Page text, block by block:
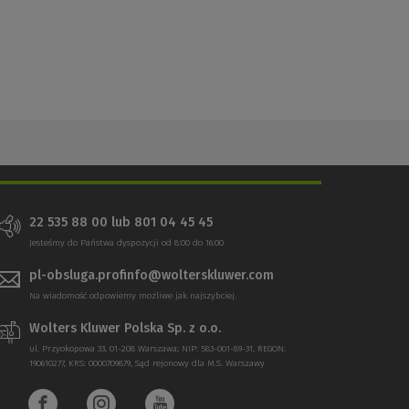
22 535 88 00 lub 801 04 45 45
Jesteśmy do Państwa dyspozycji od 8:00 do 16:00
pl-obsluga.profinfo@wolterskluwer.com
Na wiadomość odpowiemy możliwe jak najszybciej.
Wolters Kluwer Polska Sp. z o.o.
ul. Przyokopowa 33, 01-208 Warszawa; NIP: 583-001-89-31, REGON:
190610277, KRS: 0000709879, Sąd rejonowy dla M.S. Warszawy